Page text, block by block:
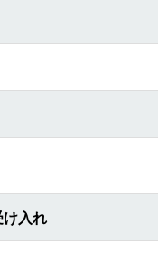
入れ